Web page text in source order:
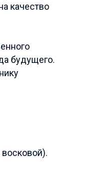
качество
будущего.